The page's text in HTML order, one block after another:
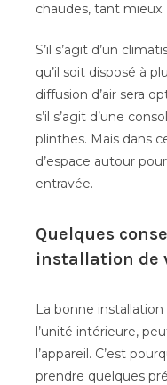
chaudes, tant mieux.
S’il s’agit d’un
qu’il soit disposé à
diffusion d’air sera
s’il s’agit d’une
plinthes. Mais dans
d’espace autour
entravée.
Quelques
installation de
La bonne
l’unité intérieure,
l’appareil. C’est
prendre quelques